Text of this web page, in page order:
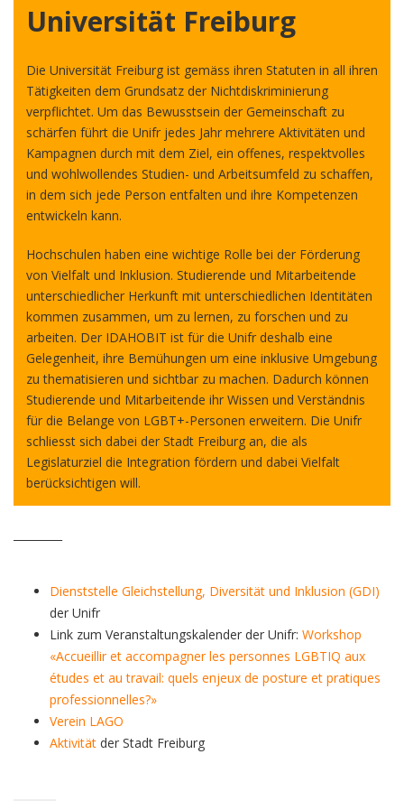
Universität Freiburg
Die Universität Freiburg ist gemäss ihren Statuten in all ihren
Tätigkeiten dem Grundsatz der Nichtdiskriminierung
verpflichtet. Um das Bewusstsein der Gemeinschaft zu
schärfen führt die Unifr jedes Jahr mehrere Aktivitäten und
Kampagnen durch mit dem Ziel, ein offenes, respektvolles
und wohlwollendes Studien- und Arbeitsumfeld zu schaffen,
in dem sich jede Person entfalten und ihre Kompetenzen
entwickeln kann.
Hochschulen haben eine wichtige Rolle bei der Förderung
von Vielfalt und Inklusion. Studierende und Mitarbeitende
unterschiedlicher Herkunft mit unterschiedlichen Identitäten
kommen zusammen, um zu lernen, zu forschen und zu
arbeiten. Der IDAHOBIT ist für die Unifr deshalb eine
Gelegenheit, ihre Bemühungen um eine inklusive Umgebung
zu thematisieren und sichtbar zu machen. Dadurch können
Studierende und Mitarbeitende ihr Wissen und Verständnis
für die Belange von LGBT+-Personen erweitern. Die Unifr
schliesst sich dabei der Stadt Freiburg an, die als
Legislaturziel die Integration fördern und dabei Vielfalt
berücksichtigen will.
Dienststelle Gleichstellung, Diversität und Inklusion (GDI)
der Unifr
Link zum Veranstaltungskalender der Unifr: Workshop
«Accueillir et accompagner les personnes LGBTIQ aux
études et au travail: quels enjeux de posture et pratiques
professionnelles?»
Verein LAGO
Aktivität der Stadt Freiburg